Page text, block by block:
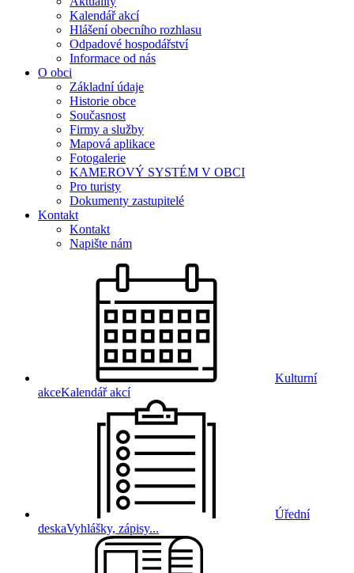
Kalendář akcí
Hlášení obecního rozhlasu
Odpadové hospodářství
Informace od nás
O obci
Základní údaje
Historie obce
Současnost
Firmy a služby
Mapová aplikace
Fotogalerie
KAMEROVÝ SYSTÉM V OBCI
Pro turisty
Dokumenty zastupitelé
Kontakt
Kontakt
Napište nám
Kulturní
akceKalendář akcí
Úřední
deskaVyhlášky, zápisy...